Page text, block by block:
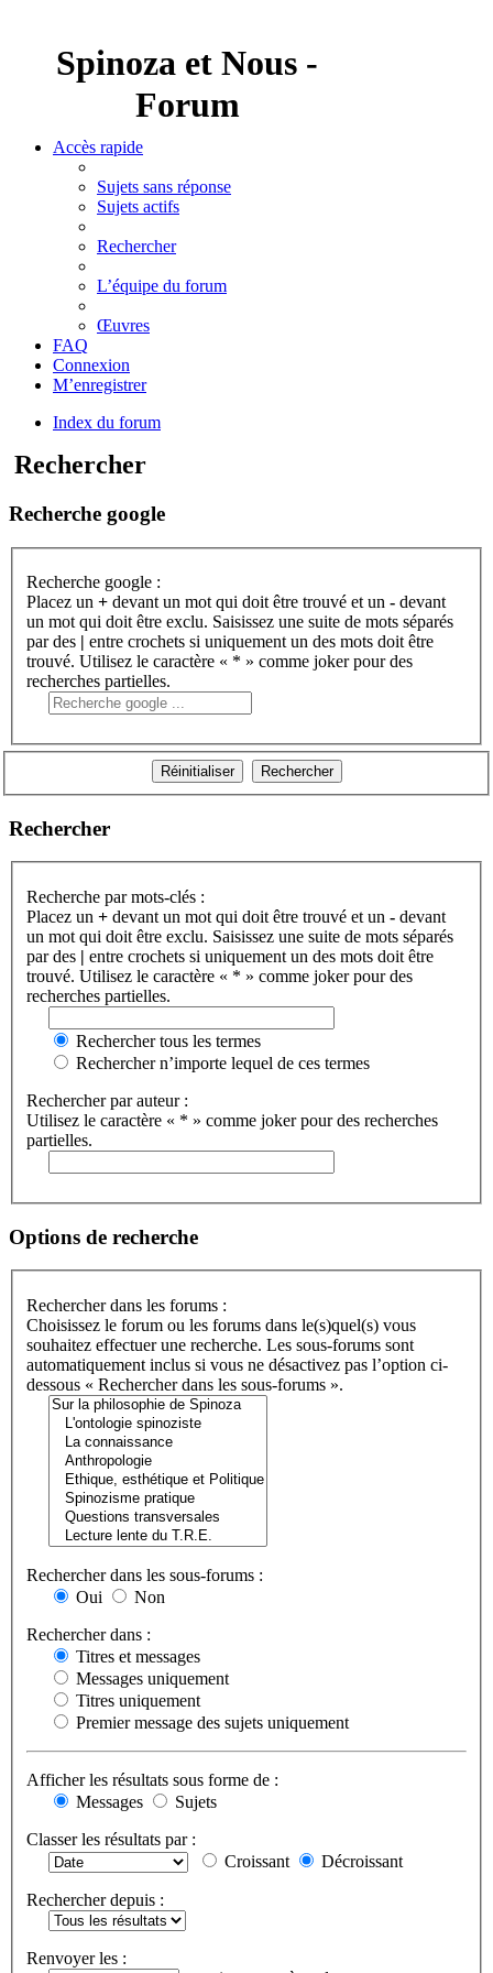
Spinoza et Nous -
Forum
Accès rapide
Sujets sans réponse
Sujets actifs
Rechercher
L’équipe du forum
Œuvres
FAQ
Connexion
M’enregistrer
Index du forum
Rechercher
Recherche google
Recherche google :
Placez un + devant un mot qui doit être trouvé et un - devant
un mot qui doit être exclu. Saisissez une suite de mots séparés
par des | entre crochets si uniquement un des mots doit être
trouvé. Utilisez le caractère « * » comme joker pour des
recherches partielles.
Rechercher
Recherche par mots-clés :
Placez un + devant un mot qui doit être trouvé et un - devant
un mot qui doit être exclu. Saisissez une suite de mots séparés
par des | entre crochets si uniquement un des mots doit être
trouvé. Utilisez le caractère « * » comme joker pour des
recherches partielles.
Rechercher tous les termes
Rechercher n’importe lequel de ces termes
Rechercher par auteur :
Utilisez le caractère « * » comme joker pour des recherches
partielles.
Options de recherche
Rechercher dans les forums :
Choisissez le forum ou les forums dans le(s)quel(s) vous
souhaitez effectuer une recherche. Les sous-forums sont
automatiquement inclus si vous ne désactivez pas l’option ci-
dessous « Rechercher dans les sous-forums ».
Rechercher dans les sous-forums :
Oui
Non
Rechercher dans :
Titres et messages
Messages uniquement
Titres uniquement
Premier message des sujets uniquement
Afficher les résultats sous forme de :
Messages
Sujets
Classer les résultats par :
Croissant
Décroissant
Rechercher depuis :
Renvoyer les :